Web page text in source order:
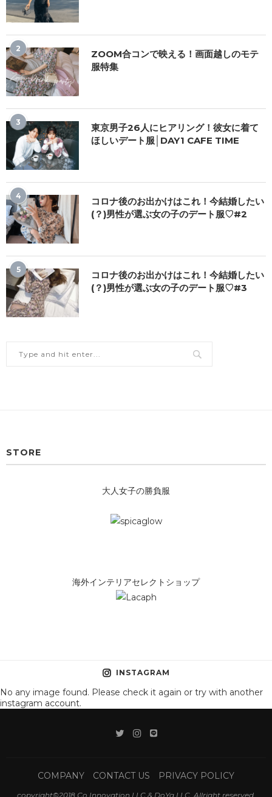
2
ZOOM合コンで映える！画面越しのモテ
服特集
3
東京男子26人にヒアリング！彼女に着て
ほしいデート服│DAY1 CAFE TIME
4
コロナ後のお出かけはこれ！今結婚したい
(？)男性が選ぶ女の子のデート服♡#2
5
コロナ後のお出かけはこれ！今結婚したい
(？)男性が選ぶ女の子のデート服♡#3
STORE
大人女子の勝負服
海外インテリアセレクトショップ
INSTAGRAM
No any image found. Please check it again or try with another
instagram account.
COMPANY CONTACT US PRIVACY POLICY
copyright©2018 Co Innovation LLC.& DoYa LLC. Allright reserved.